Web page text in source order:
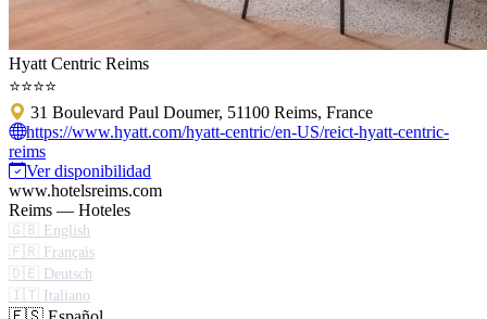
Hyatt Centric Reims
⭐⭐⭐⭐
31 Boulevard Paul Doumer, 51100 Reims, France
https://www.hyatt.com/hyatt-centric/en-US/reict-hyatt-centric-
reims
Ver disponibilidad
www.hotelsreims.com
Reims — Hoteles
🇬🇧 English
🇫🇷 Français
🇩🇪 Deutsch
🇮🇹 Italiano